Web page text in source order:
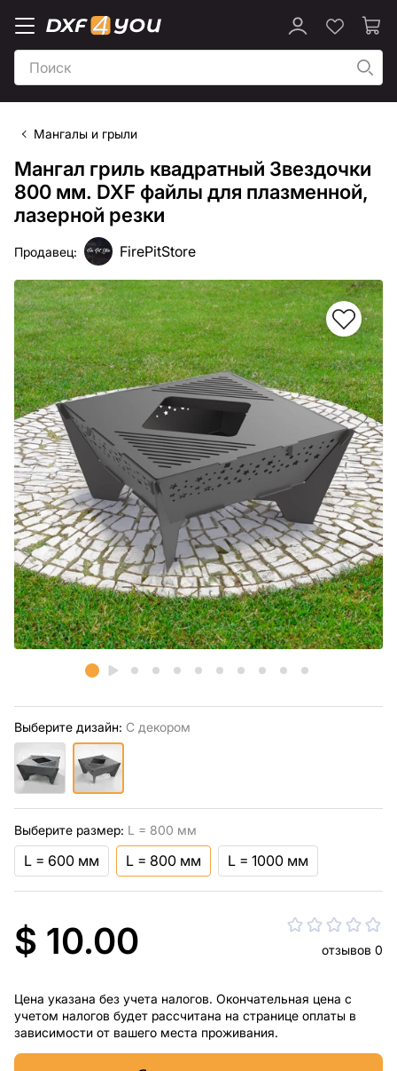
Мангалы и грыли
Мангал гриль квадратный Звездочки
800 мм. DXF файлы для плазменной,
лазерной резки
Продавец: FirePitStore
Выберите дизайн: С декором
Выберите размер: L = 800 мм
L = 600 мм L = 800 мм L = 1000 мм
$ 10.00 отзывов 0
Цена указана без учета налогов. Окончательная цена с
учетом налогов будет рассчитана на странице оплаты в
зависимости от вашего места проживания.